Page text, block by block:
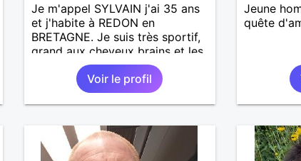
Je m'appel SYLVAIN j'ai 35 ans
et j'habite à REDON en
BRETAGNE. Je suis très sportif,
grand aux cheveux brains et les
yeux verts.
Voir le profil
Jeune
quête